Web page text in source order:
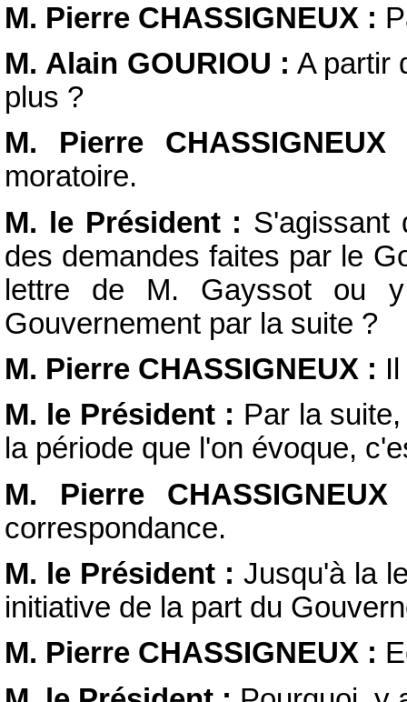
M. Pierre CHASSIGNEUX :
M. Alain GOURIOU : A partir
plus ?
M. Pierre
moratoire.
M. le Président : S'agissant
des demandes faites par le
lettre de M. Gayssot ou
Gouvernement par la suite ?
M. Pierre CHASSIGNEUX :
M. le Président : Par la
la période que l'on évoque,
M. Pierre
correspondance.
M. le Président : Jusqu'à la
initiative de la part du
M. Pierre CHASSIGNEUX :